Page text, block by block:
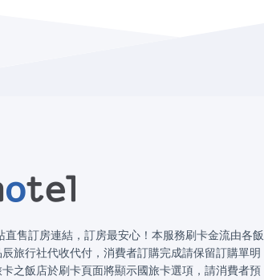
直售訂房連結，訂房最安心！本服務刷卡金流由各飯
旅行社代收代付，消費者訂購完成請保留訂購單明
之飯店於刷卡頁面將顯示國旅卡選項，請消費者預